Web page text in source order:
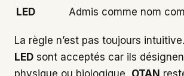
LED
Admis comme nom
La règle n’est pas toujours
LED sont acceptés car ils